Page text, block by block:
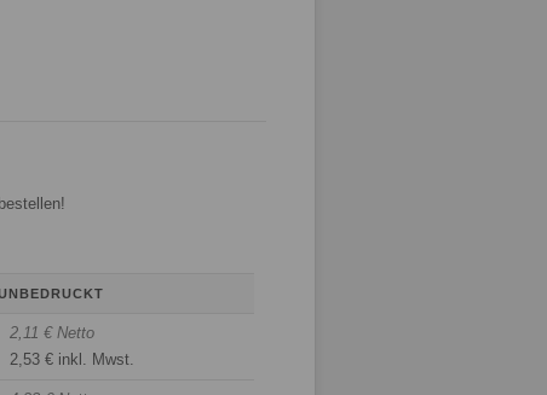
2,11 € Netto
2,53 € inkl. Mwst.